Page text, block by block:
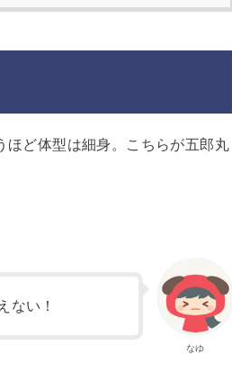
ほど体型は細身。こちらが五郎丸
なゆ
ない！